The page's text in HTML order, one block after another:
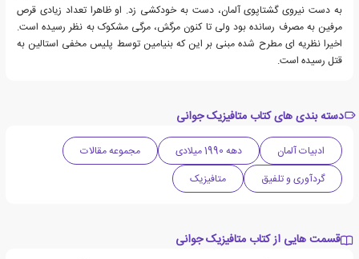
به دست نیروی گشتاپوی آلمان، دست به خودکشی زد. او ظاهرا تعداد زیادی قرص
مرفین به مصرف رسانده بود ولی تا کنون مرگش، مرگی مشکوک به نظر رسیده است.
اخیرا نظریه ای مطرح شده مبنی بر این که بنیامین توسط پلیس مخفی استالین به
قتل رسیده است.
دسته بندی های کتاب متافیزیک جوانی
ادبیات آلمان دهه 1990 میلادی
مجموعه مقالات
گردآوری و تلفیق
متافیزیک
قسمت هایی از کتاب متافیزیک جوانی